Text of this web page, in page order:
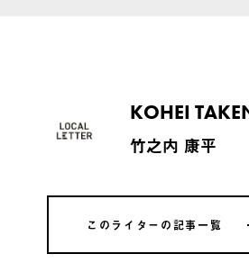
KOHEI
竹之内 康平
このライターの記事一覧
このライターの記事一覧